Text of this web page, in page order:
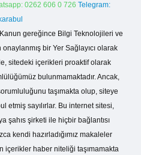
0262 606 0 726 Telegram:
gereğince Bilgi Teknolojileri ve
bir Yer Sağlayıcı olarak
sitedeki içerikleri proaktif olarak
bulunmamaktadır. Ancak,
taşımakta olup, siteye
etmiş sayılırlar. Bu internet sitesi,
şahıs şirketi ile hiçbir bağlantısı
kendi hazırladığımız makaleler
içerikler haber niteliği taşımamakta